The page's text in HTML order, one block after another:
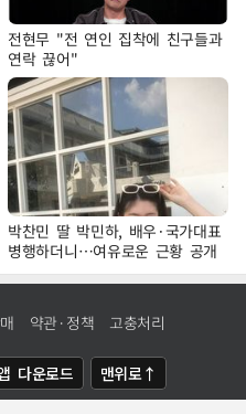
전현무 "전 연인 집착에 친구들과
연락 끊어"
박찬민 딸 박민하, 배우·국가대표
병행하더니…여유로운 근황 공개
약관·정책 고충처리
다운로드 맨위로↑